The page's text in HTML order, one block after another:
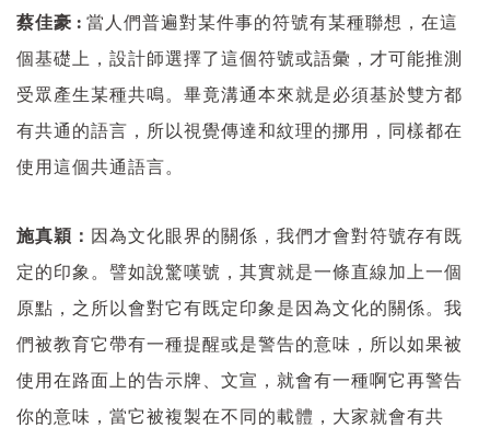
蔡佳豪 : 當人們普遍對某件事的符號有某種聯想，在這
個基礎上，設計師選擇了這個符號或語彙，才可能推測
受眾產生某種共鳴。畢竟溝通本來就是必須基於雙方都
有共通的語言，所以視覺傳達和紋理的挪用，同樣都在
使用這個共通語言。
施真穎： 因為文化眼界的關係，我們才會對符號存有既
定的印象。譬如說驚嘆號，其實就是一條直線加上一個
原點，之所以會對它有既定印象是因為文化的關係。我
們被教育它帶有一種提醒或是警告的意味，所以如果被
使用在路面上的告示牌、文宣，就會有一種啊它再警告
你的意味，當它被複製在不同的載體，大家就會有共